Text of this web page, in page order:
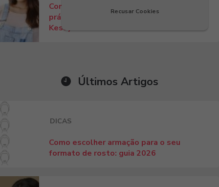
Como ajustar óculos no nariz? Dicas
práticas para conforto e estilo com
Kessy!
Últimos Artigos
DICAS
Como escolher armação para o seu
formato de rosto: guia 2026
Recusar Cookies